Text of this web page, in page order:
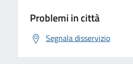
Problemi in città
Segnala disservizio